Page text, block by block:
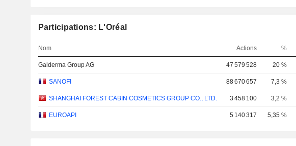
Participations: L'Oréal
Nom Actions %
Galderma Group AG 47 579 528 20 %
SANOFI 88 670 657 7,3 %
SHANGHAI FOREST CABIN COSMETICS GROUP CO., LTD. 3 458 100 3,2 %
EUROAPI 5 140 317 5,35 %